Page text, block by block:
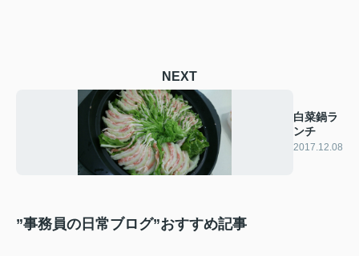
NEXT
白菜鍋ラ
ンチ
2017.12.08
”事務員の日常ブログ”おすすめ記事